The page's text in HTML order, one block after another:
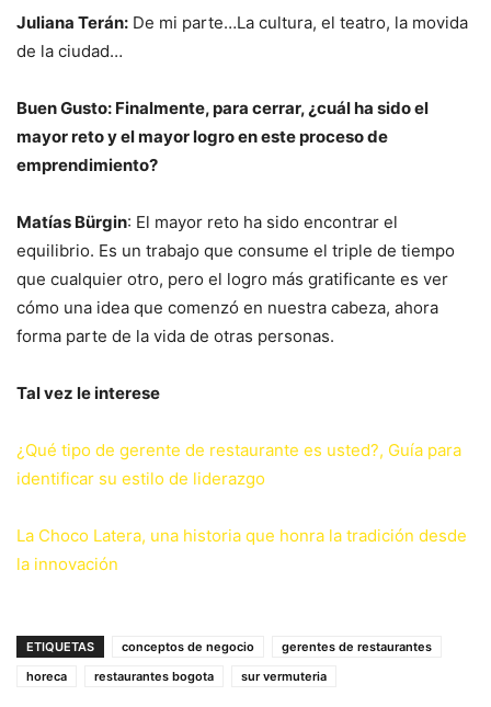
Juliana Terán: De mi parte…La cultura, el teatro, la movida
de la ciudad…
Buen Gusto: Finalmente, para cerrar, ¿cuál ha sido el
mayor reto y el mayor logro en este proceso de
emprendimiento?
Matías Bürgin: El mayor reto ha sido encontrar el
equilibrio. Es un trabajo que consume el triple de tiempo
que cualquier otro, pero el logro más gratificante es ver
cómo una idea que comenzó en nuestra cabeza, ahora
forma parte de la vida de otras personas.
Tal vez le interese
¿Qué tipo de gerente de restaurante es usted?, Guía para
identificar su estilo de liderazgo
La Choco Latera, una historia que honra la tradición desde
la innovación
ETIQUETAS conceptos de negocio
gerentes de restaurantes
horeca
restaurantes bogota sur vermuteria